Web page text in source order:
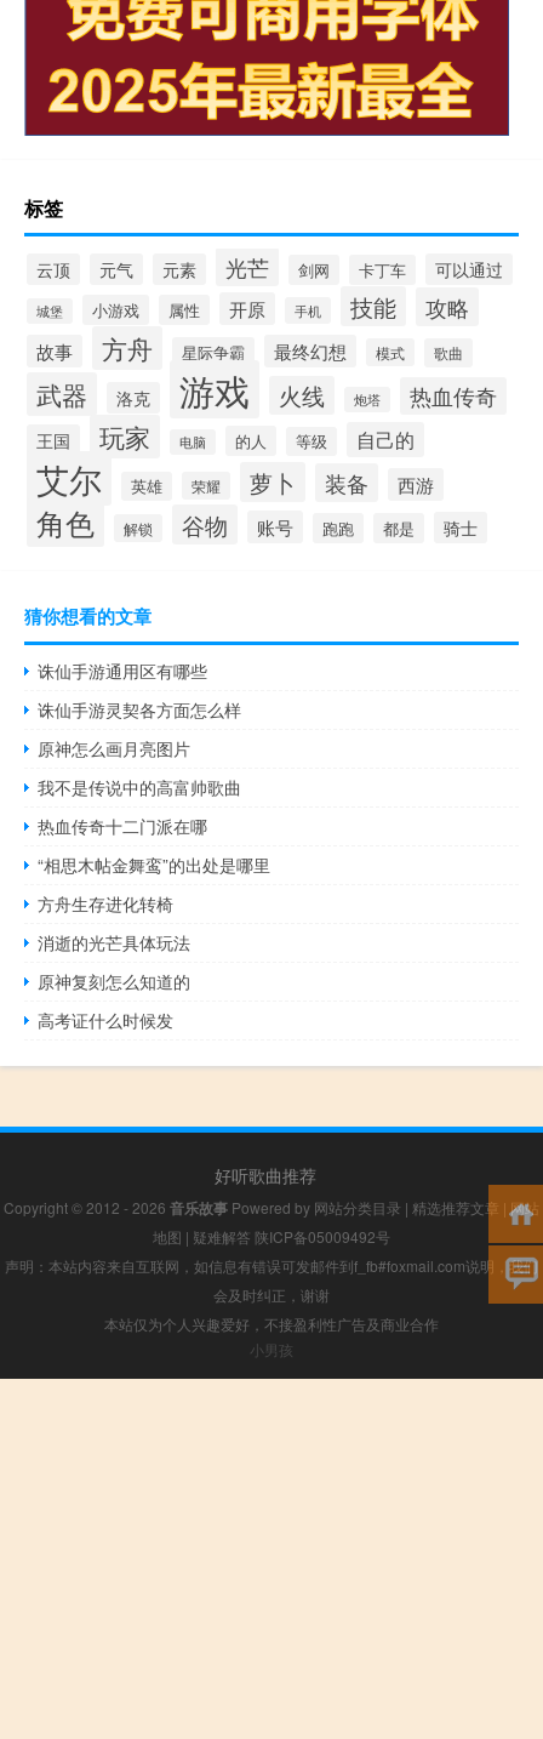
标签
云顶 元气 元素 光芒 剑网 卡丁车 可以通过
城堡 小游戏 属性 开原 手机 技能 攻略
故事 方舟 星际争霸 最终幻想 模式 歌曲
武器 洛克 游戏 火线 炮塔 热血传奇
王国 玩家 电脑 的人 等级 自己的
艾尔 英雄 荣耀 萝卜 装备 西游
角色 解锁 谷物 账号 跑跑 都是 骑士
猜你想看的文章
诛仙手游通用区有哪些
诛仙手游灵契各方面怎么样
原神怎么画月亮图片
我不是传说中的高富帅歌曲
热血传奇十二门派在哪
“相思木帖金舞鸾”的出处是哪里
方舟生存进化转椅
消逝的光芒具体玩法
原神复刻怎么知道的
高考证什么时候发
好听歌曲推荐
Copyright © 2012 - 2026 音乐故事 Powered by 网站分类目录 | 精选推荐文章 | 网站
地图 | 疑难解答 陕ICP备05009492号
声明：本站内容来自互联网，如信息有错误可发邮件到f_fb#foxmail.com说明，我们
会及时纠正，谢谢
本站仅为个人兴趣爱好，不接盈利性广告及商业合作
小男孩